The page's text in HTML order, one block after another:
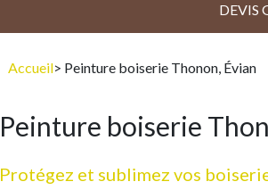
DEVIS
Accueil> Peinture boiserie Thonon, Évian
Peinture boiserie
Protégez et sublimez vos